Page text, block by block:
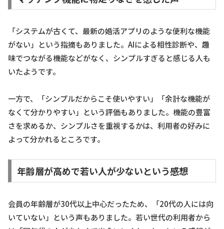
「システムが古くて、最新の婚活アプリのような便利な機能
がない」という指摘もありました。AIによる相性診断や、趣
味でつながる機能などがなく、シンプルすぎると感じる人も
いたようです。
一方で、「シンプルだからこそ使いやすい」「余計な機能が
なくて分かりやすい」という評価もありました。機能の豊富
さを求めるか、シンプルさを重視するかは、利用者の好みに
よって分かれるところです。
年齢層が高めで若い人が少ないという感想
会員の年齢層が30代以上中心だったため、「20代の人には向
いていない」という声もありました。若い世代の利用者から